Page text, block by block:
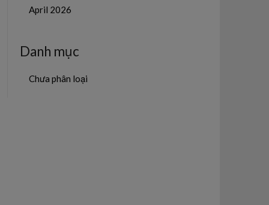
April 2026
Danh mục
Chưa phân loại